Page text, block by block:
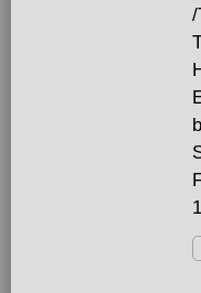
/